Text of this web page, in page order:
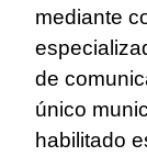
mediante
de
único
habilitado